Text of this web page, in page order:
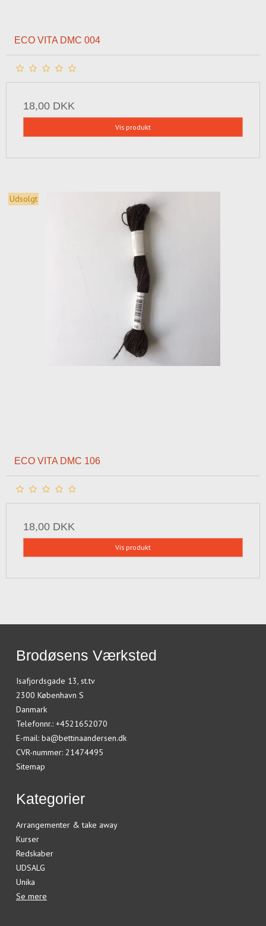
ECO VITA DMC 004
18,00 DKK
Vis produkt
Udsolgt
ECO VITA DMC 106
18,00 DKK
Vis produkt
Brodøsens Værksted
Isafjordsgade 13, st.tv
2300 København S
Danmark
Telefonnr.: +4521652070
E-mail: ba@bettinaandersen.dk
CVR-nummer: 21474495
Sitemap
Kategorier
Arrangementer & take away
Kurser
Redskaber
UDSALG
Unika
Se mere